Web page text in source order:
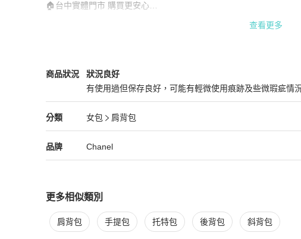
🏠台中實體門市 購買更安心
🔍關鍵搜：王吉娜古董精品
查看更多
商品狀況
Chanel女包商品狀態與細節
狀況良好
有使用過但保存良好，可能有輕微使用痕跡及些微瑕疵情
狀況良好
分類
Chanel 女包分類資訊
女包
肩背包
女包/肩背包推薦
品牌
Chanel 精品女包品牌介紹
Chanel
Chanel 推薦清單
更多相似類別
更多Chanel 女包相似商品推薦
肩背包 手提包 托特包 後背包 斜背包